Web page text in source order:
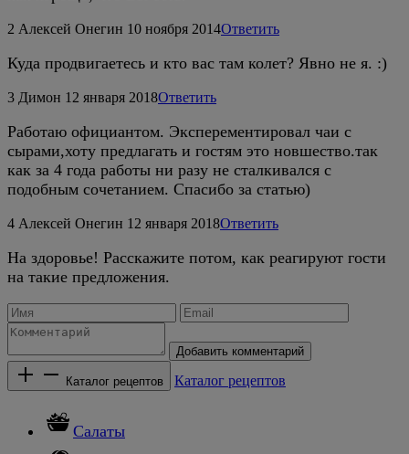
2 Алексей Онегин 10 ноября 2014Ответить
Куда продвигаетесь и кто вас там колет? Явно не я. :)
3 Димон 12 января 2018Ответить
Работаю официантом. Эксперементировал чаи с
сырами,хоту предлагать и гостям это новшество.так
как за 4 года работы ни разу не сталкивался с
подобным сочетанием. Спасибо за статью)
4 Алексей Онегин 12 января 2018Ответить
На здоровье! Расскажите потом, как реагируют гости
на такие предложения.
Добавить комментарий
Каталог рецептов Каталог рецептов
Салаты